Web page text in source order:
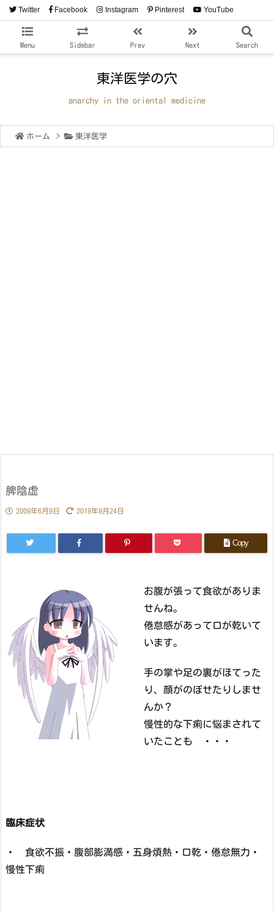
Menu Sidebar Prev Next Search
Twitter Facebook Instagram Pinterest YouTube
RSS
東洋医学の穴
anarchy in the oriental medicine
ホーム > 東洋医学
脾陰虚
2009年6月9日 2019年9月24日
Copy
お腹が張って食欲がありま
せんね。
倦怠感があって口が乾いて
います。
手の掌や足の裏がほてった
り、顔がのぼせたりしませ
んか？
慢性的な下痢に悩まされて
いたことも ・・・
臨床症状
・ 食欲不振・腹部膨満感・五身煩熱・口乾・倦怠無力・
慢性下痢